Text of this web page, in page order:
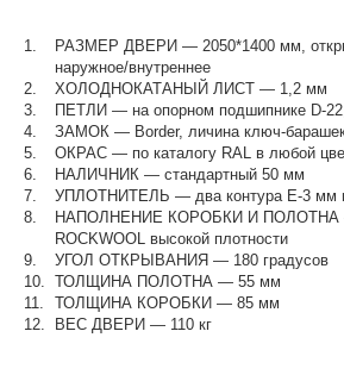
РАЗМЕР ДВЕРИ — 2050*1400 мм,
наружное/внутреннее
ХОЛОДНОКАТАНЫЙ ЛИСТ — 1,2 мм
ПЕТЛИ — на опорном подшипнике D-
ЗАМОК — Border, личина ключ-
ОКРАС — по каталогу RAL в любой
НАЛИЧНИК — стандартный 50 мм
УПЛОТНИТЕЛЬ — два контура Е-3 мм
НАПОЛНЕНИЕ КОРОБКИ И ПОЛОТНА —
ROCKWOOL высокой плотности
УГОЛ ОТКРЫВАНИЯ — 180 градусов
ТОЛЩИНА ПОЛОТНА — 55 мм
ТОЛЩИНА КОРОБКИ — 85 мм
ВЕС ДВЕРИ — 110 кг